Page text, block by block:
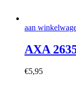
aan
AXA
€5,95